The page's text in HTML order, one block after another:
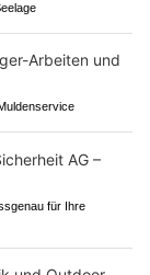
für Ihre